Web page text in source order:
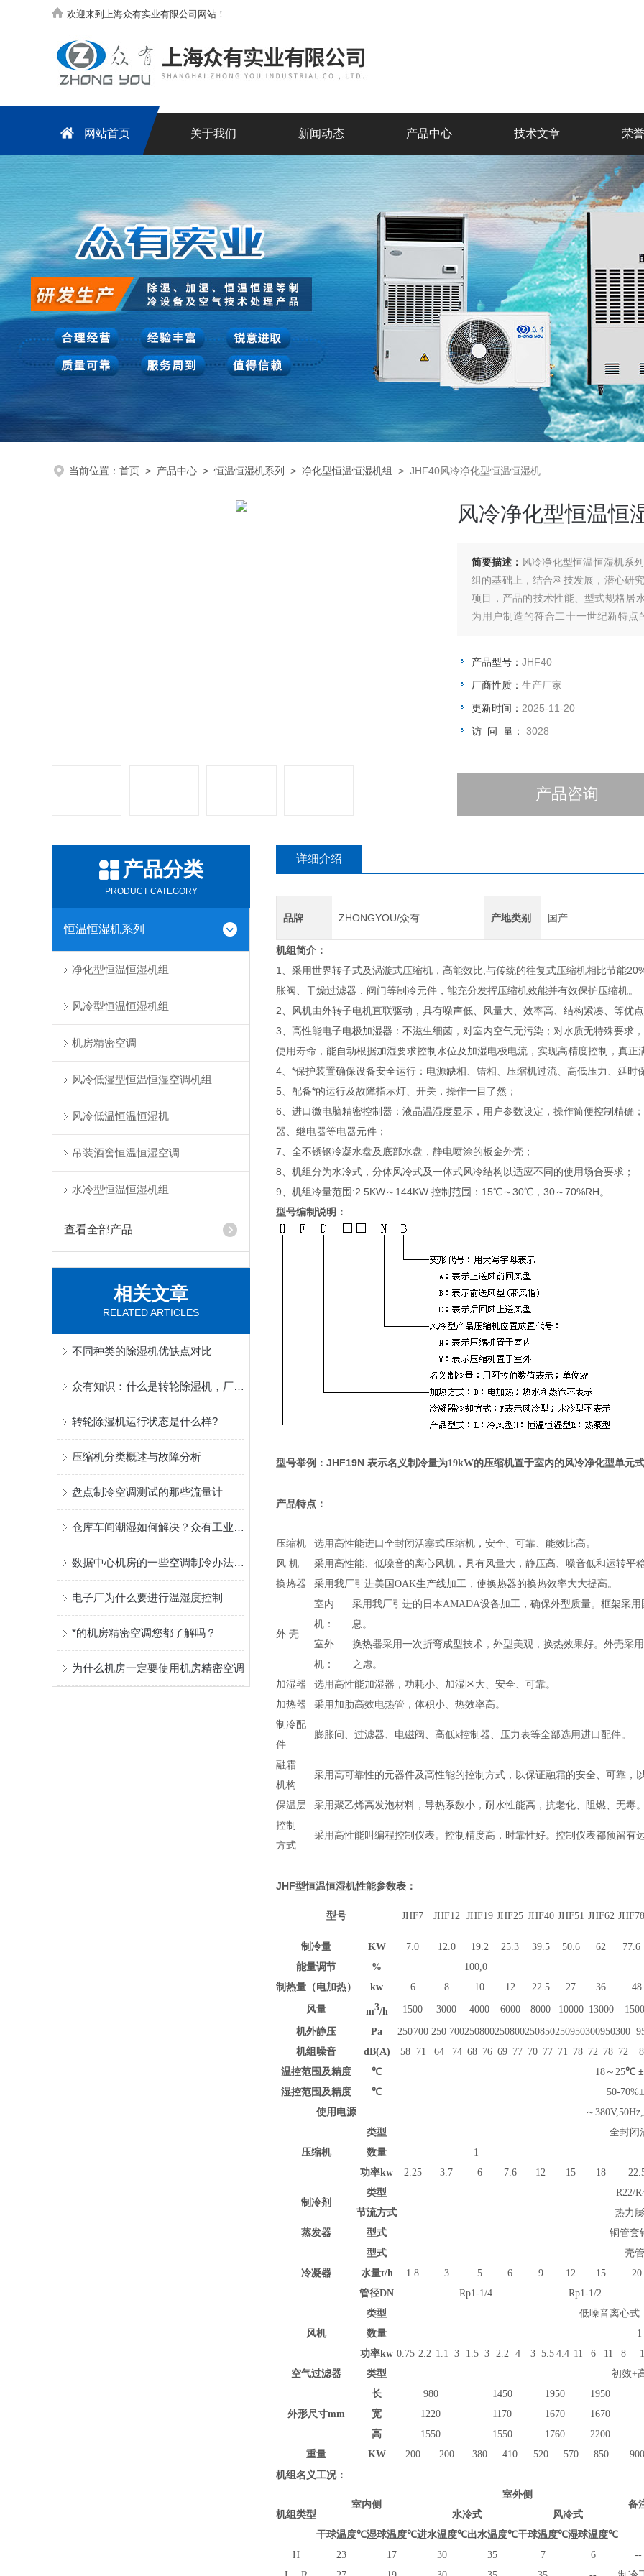
欢迎来到上海众有实业有限公司网站！
网站首页 关于我们 新闻动态 产品中心 技术文章 荣
当前位置： 首页 > 产品中心 >恒温恒湿机系列 > 净化型恒温恒湿机组 > JHF40风冷净化型恒温恒湿机
风冷净化型恒温恒
简要描述： 风冷净化型恒温恒湿机系
组的基础上，结合科技发展，潜心研
项目，产品的技术性能、型式规格居
为用户制造的符合二十一世纪新特
产品型号： JHF40
厂商性质： 生产厂家
更新时间： 2025-11-20
访 问 量： 3028
产品咨询
产品分类
PRODUCT CATEGORY
恒温恒湿机系列
净化型恒温恒湿机组
风冷型恒温恒湿机组
机房精密空调
风冷低湿型恒温恒湿空调机组
风冷低温恒温恒湿机
吊装酒窖恒温恒湿空调
水冷型恒温恒湿机组
查看全部产品
相关文章
RELATED ARTICLES
不同种类的除湿机优缺点对比
众有知识：什么是转轮除湿机，厂房车间又如何挑选转轮除湿机？
转轮除湿机运行状态是什么样?
压缩机分类概述与故障分析
盘点制冷空调测试的那些流量计
仓库车间潮湿如何解决？众有工业除湿机，工业除湿理想解决方案！
数据中心机房的一些空调制冷办法详解！
电子厂为什么要进行温湿度控制
*的机房精密空调您都了解吗？
为什么机房一定要使用机房精密空调
详细介绍
品牌 ZHONGYOU/众有 产地类别 国产
机组简介：
1、采用世界转子式及涡漩式压缩机，高能效比,与传统的往复式压缩机相比节能
胀阀、干燥过滤器．阀门等制冷元件，能充分发挥压缩机效能并有效保护压缩机。
2、风机由外转子电机直联驱动，具有噪声低、风量大、效率高、结构紧凑、等优
3、高性能电子电极加湿器：不滋生细菌，对室内空气无污染；对水质无特殊要求
使用寿命，能自动根据加湿要求控制水位及加湿电极电流，实现高精度控制，真正
4、*保护装置确保设备安全运行：电源缺相、错相、压缩机过流、高低压力、延
5、配备*的运行及故障指示灯、开关，操作一目了然；
6、进口微电脑精密控制器：液晶温湿度显示，用户参数设定，操作简便控制精确
器、继电器等电器元件；
7、全不锈钢冷凝水盘及底部水盘，静电喷涂的板金外壳；
8、机组分为水冷式，分体风冷式及一体式风冷结构以适应不同的使用场合要求；
9、机组冷量范围:2.5KW～144KW 控制范围：15℃～30℃，30～70%RH。
型号编制说明：
型号举例：JHF19N 表示名义制冷量为19kW的压缩机置于室内的风冷净化型单元
产品特点：
压缩机
选用高性能进口全封闭活塞式压缩机，安全、可靠、能效比高。
风 机
采用高性能、低噪音的离心风机，具有风量大，静压高、噪音低和运转平
换热器
采用我厂引进美国OAK生产线加工，使换热器的换热效率大大提高。
外 壳
室内
机：
采用我厂引进的日本AMADA设备加工，确保外型质量。框架采
息。
室外
机：
换热器采用一次折弯成型技术，外型美观，换热效果好。外壳采
之虑。
加湿器
选用高性能加湿器，功耗小、加湿区大、安全、可靠。
加热器
采用加肋高效电热管，体积小、热效率高。
制冷配
件
膨胀问、过滤器、电磁阀、高低k控制器、压力表等全部选用进口配件。
融霜
机构
采用高可靠性的元器件及高性能的控制方式，以保证融霜的安全、可靠
保温层
采用聚乙烯高发泡材料，导热系数小，耐水性能高，抗老化、阻燃、无毒
控制
方式
采用高性能叫编程控制仪表。控制精度高，时靠性好。控制仪表都预留
JHF型恒温恒湿机性能参数表：
型号 JHF7 JHF12 JHF19 JHF25 JHF40 JHF51 JHF62 JHF78
制冷量 KW 7.0 12.0 19.2 25.3 39.5 50.6 62
77.6
能量调节
%
100,0
制热量（电加热）
kw 6 8 10 12 22.5 27 36 48
风量 m3/h 1500 3000 4000 6000 8000 10000 13000 15
机外静压 Pa 250700 250 700250800250800250850250950300950300
机组噪音
dB(A) 58 71 64 74 68 76 69 77 70 77 71 78 72 78 72
温控范围及精度
℃ 18～25℃ ±
湿控范围及精度
℃
50-
使用电源
～
压缩机
类型
全封闭
数量
1
功率kw 2.25 3.7 6 7.6 12 15 18
制冷剂
类型
R22/
节流方式
热力
蒸发器
型式 铜管套
冷凝器
型式
壳
水量t/h 1.8 3 5 6 9 12 15
20
管径DN Rp1-1/4 Rp1-1/2
风机
类型
低噪音离心式
数量
1
功率kw 0.75 2.2 1.1 3 1.5 3 2.2 4 3 5.5 4.4 11 6 11 8
空气过滤器
类型 初效+
外形尺寸mm
长 980 1450 1950
1950
宽
1220 1170 1670
1670
高
1550 1550 1760
2200
重量
KW 200 200 380 410 520 570 850 900
机组名义工况：
机组类型
室内侧
室外侧
备
水冷式
风冷式
干球温度℃湿球温度℃进水温度℃出水温度℃干球温度℃湿球温度℃
H
23 17 30 35 7 6
--